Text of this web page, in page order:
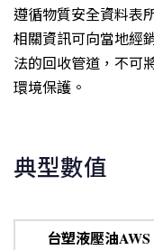
遵循物質安全資料表
相關資訊可向當地經
法的回收管道，不可
環境保護。
典型數值
台塑液壓油AWS